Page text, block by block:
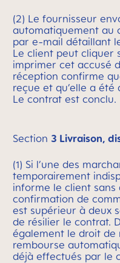
(2) Le fournisseur
automatiquement au
par e-mail détaillant
Le client peut cliquer
imprimer cet accusé
réception confirme
reçue et qu’elle a
Le contrat est conclu.
Section 3 Livraison,
(1) Si l’une des
temporairement
informe le client sans
confirmation de
est supérieur à deux
de résilier le contrat.
également le droit de
rembourse
déjà effectués par le